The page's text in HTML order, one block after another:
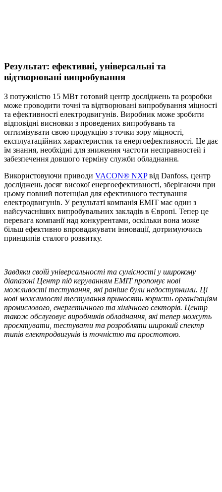
Результат: ефективні, універсальні та
відтворювані випробування
З потужністю 15 МВт готовий центр досліджень та розробки
може проводити точні та відтворювані випробування міцності
та ефективності електродвигунів. Виробник може зробити
відповідні висновки з проведених випробувань та
оптимізувати свою продукцію з точки зору міцності,
експлуатаційних характеристик та енергоефективності. Це дає
їм знання, необхідні для зниження частоти несправностей і
забезпечення довшого терміну служби обладнання.
Використовуючи приводи VACON® NXPвід Danfoss, центр
досліджень досяг високої енергоефективності, зберігаючи при
цьому повний потенціал для ефективного тестування
електродвигунів. У результаті компанія EMIT має один з
найсучасніших випробувальних закладів в Європі. Тепер це
перевага компанії над конкурентами, оскільки вона може
більш ефективно впроваджувати інновації, дотримуючись
принципів сталого розвитку.
Завдяки своїй універсальності та сумісності у широкому
діапазоні Центр під керуванням EMIT пропонує нові
можливості тестування, які раніше були недоступними. Ці
нові можливості тестування приносять користь організаціям
промислового, енергетичного та хімічного секторів. Центр
також обслуговує виробників обладнання, які тепер можуть
проєктувати, тестувати та розробляти широкий спектр
типів електродвигунів із точністю та простотою.